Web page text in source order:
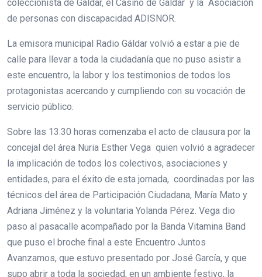
coleccionista de Gáldar, el Casino de Gáldar y la Asociación
de personas con discapacidad ADISNOR.
La emisora municipal Radio Gáldar volvió a estar a pie de
calle para llevar a toda la ciudadanía que no puso asistir a
este encuentro, la labor y los testimonios de todos los
protagonistas acercando y cumpliendo con su vocación de
servicio público.
Sobre las 13.30 horas comenzaba el acto de clausura por la
concejal del área Nuria Esther Vega quien volvió a agradecer
la implicación de todos los colectivos, asociaciones y
entidades, para el éxito de esta jornada, coordinadas por las
técnicos del área de Participación Ciudadana, María Mato y
Adriana Jiménez y la voluntaria Yolanda Pérez. Vega dio
paso al pasacalle acompañado por la Banda Vitamina Band
que puso el broche final a este Encuentro Juntos
Avanzamos, que estuvo presentado por José García, y que
supo abrir a toda la sociedad, en un ambiente festivo, la